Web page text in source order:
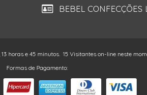
BEBEL
horas e 45 minutos. 15 Visitantes on-line neste
Formas de Pagamento: